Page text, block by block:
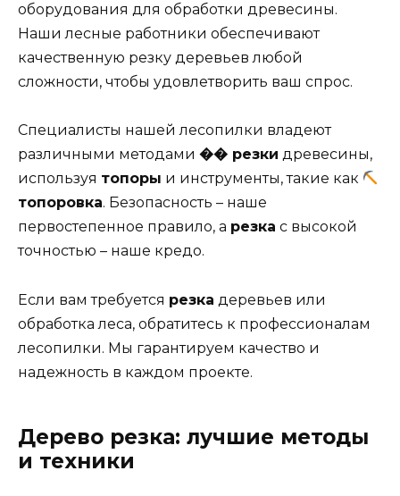
оборудования для обработки древесины.
Наши лесные работники обеспечивают
качественную резку деревьев любой
сложности, чтобы удовлетворить ваш спрос.
Специалисты нашей лесопилки владеют
различными методами �� резки древесины,
используя топоры и инструменты, такие как
топоровка. Безопасность – наше
первостепенное правило, а резка с высокой
точностью – наше кредо.
Если вам требуется резка деревьев или
обработка леса, обратитесь к профессионалам
лесопилки. Мы гарантируем качество и
надежность в каждом проекте.
Дерево резка: лучшие методы
и техники